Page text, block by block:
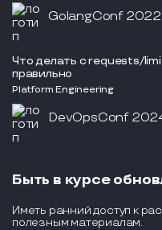
GolangConf 2022
Что делать с requests/
правильно
Platform Engineering
DevOpsConf
Быть в курсе
Иметь ранний доступ к
полезным материалам.